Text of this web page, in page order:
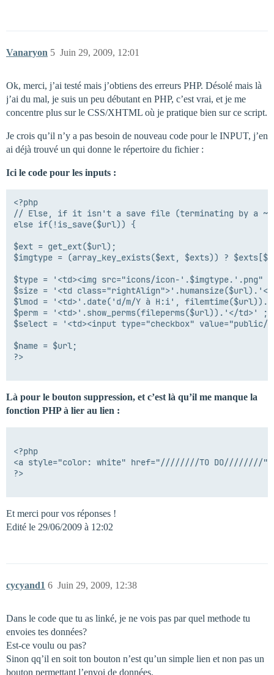
Vanaryon Juin 29, 2009, 12:01
5
Ok, merci, j’ai testé mais j’obtiens des erreurs PHP. Désolé mais là
j’ai du mal, je suis un peu débutant en PHP, c’est vrai, et je me
concentre plus sur le CSS/XHTML où je pratique bien sur ce script.
Je crois qu’il n’y a pas besoin de nouveau code pour le INPUT, j’en
ai déjà trouvé un qui donne le répertoire du fichier :
Ici le code pour les inputs :
<?php
// Else, if it isn't a save file (terminating by a ~)
else if(!is_save($url)) {
$ext = get_ext($url);
$imgtype = (array_key_exists($ext, $exts)) ?
$type = '<td><img src="icons/icon-
$size = '<td
$lmod = '<td>'.date('d/m/Y à H:i',
$perm = '<td>'.show_perms(fileperms($url)).'</td>' ;
$select = '<td><input type="checkbox"
$name = $url;
?>
Là pour le bouton suppression, et c’est là qu’il me manque la
fonction PHP à lier au lien :
<?php
<a style="color: white" href="////////TO DO////////
?>
Et merci pour vos réponses !
Edité le 29/06/2009 à 12:02
cycyand1 Juin 29, 2009, 12:38
6
Dans le code que tu as linké, je ne vois pas par quel methode tu
envoies tes données?
Est-ce voulu ou pas?
Sinon qq’il en soit ton bouton n’est qu’un simple lien et non pas un
bouton permettant l’envoi de données.